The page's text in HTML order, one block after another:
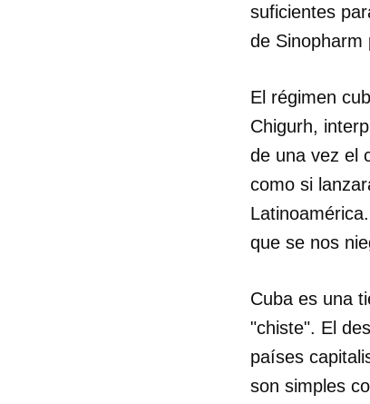
suficientes
de Sinopharm
El régimen
Chigurh,
de una vez el
como si
que se nos
Cuba es una
"chiste". El
países
son simples